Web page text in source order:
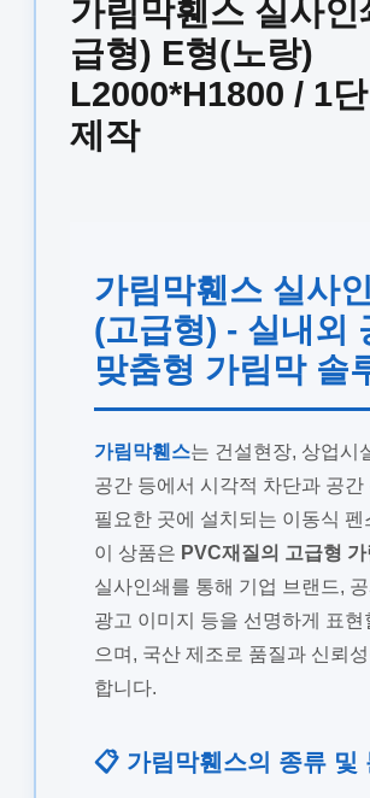
가림막휀스 실사인
급형) E형(노랑)
L2000*H1800 / 1
제작
가림막휀스 실사
(고급형) - 실내외
맞춤형 가림막 솔
가림막휀스는 건설현장, 상업시
공간 등에서 시각적 차단과 공간
필요한 곳에 설치되는 이동식 펜
이 상품은 PVC재질의 고급형
실사인쇄를 통해 기업 브랜드,
광고 이미지 등을 선명하게 표현
으며, 국산 제조로 품질과 신뢰
합니다.
📋 가림막휀스의 종류 및